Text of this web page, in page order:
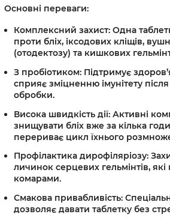
Основні переваги:
Комплексний захист: Одна
проти бліх, іксодових кліщів,
(отодектозу) та кишкових
З пробіотиком: Підтримує
сприяє зміцненню імунітету
обробки.
Висока швидкість дії: Активні
знищувати бліх вже за кілька
перериває цикл їхнього
Профілактика дирофіляріозу:
личинок серцевих гельмінтів,
комарами.
Смакова привабливість:
дозволяє давати таблетку без